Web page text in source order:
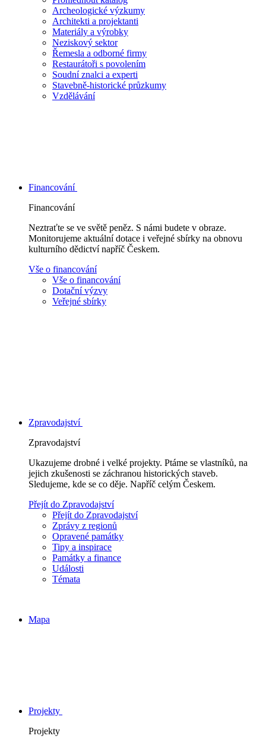
Archeologické výzkumy
Architekti a projektanti
Materiály a výrobky
Neziskový sektor
Řemesla a odborné firmy
Restaurátoři s povolením
Soudní znalci a experti
Stavebně-historické průzkumy
Vzdělávání
Financování
Financování
Neztraťte se ve světě peněz. S námi budete v obraze.
Monitorujeme aktuální dotace i veřejné sbírky na obnovu
kulturního dědictví napříč Českem.
Vše o financování
Vše o financování
Dotační výzvy
Veřejné sbírky
Zpravodajství
Zpravodajství
Ukazujeme drobné i velké projekty. Ptáme se vlastníků, na
jejich zkušenosti se záchranou historických staveb.
Sledujeme, kde se co děje. Napříč celým Českem.
Přejít do Zpravodajství
Přejít do Zpravodajství
Zprávy z regionů
Opravené památky
Tipy a inspirace
Památky a finance
Události
Témata
Mapa
Projekty
Projekty